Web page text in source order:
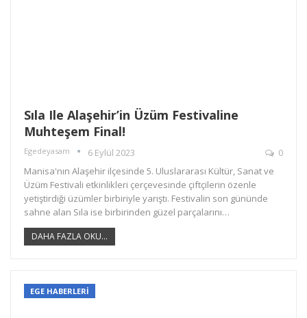
Sıla Ile Alaşehir’in Üzüm Festivaline
Muhteşem Final!
Egedeyasam 6 Eylül 2023
0
Manisa'nın Alaşehir ilçesinde 5. Uluslararası Kültür, Sanat ve
Üzüm Festivali etkinlikleri çerçevesinde çiftçilerin özenle
yetiştirdiği üzümler birbiriyle yarıştı. Festivalin son gününde
sahne alan Sıla ise birbirinden güzel parçalarını…
DAHA FAZLA OKU...
EGE HABERLERİ